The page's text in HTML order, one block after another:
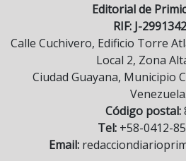
Editorial de
RIF: J-
Calle Cuchivero, Edificio Torre
Local 2, Zona
Ciudad Guayana, Municipio
Venezuela.
Código postal:
Tel:+58-0412-
Email: